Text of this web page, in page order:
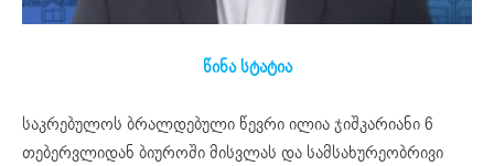
წინა სტატია
საკრებულოს ბრალდებული წევრი ილია ჯიშკარიანი 6
თებერვლიდან ბიუროში მისვლას და სამსახურეობრივი